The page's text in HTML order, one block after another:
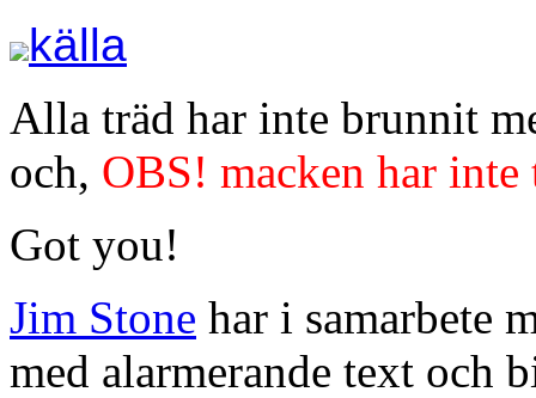
källa
Alla träd har inte brunnit
och, OBS! macken har
Got you!
Jim Stone har i samarbete
med alarmerande text och